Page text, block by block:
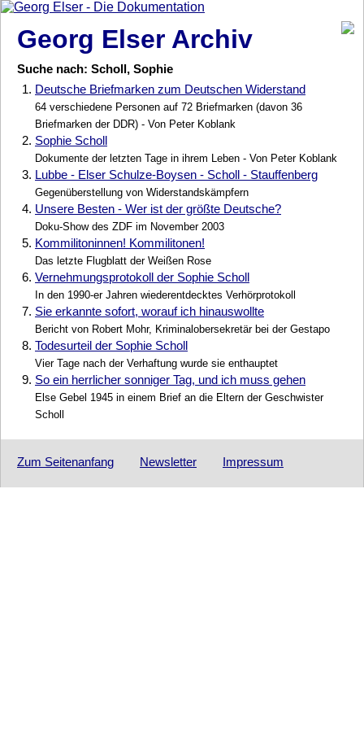
Georg Elser Archiv
Suche nach: Scholl, Sophie
1. Deutsche Briefmarken zum Deutschen Widerstand
64 verschiedene Personen auf 72 Briefmarken (davon 36
Briefmarken der DDR) - Von Peter Koblank
2. Sophie Scholl
Dokumente der letzten Tage in ihrem Leben - Von Peter Koblank
3. Lubbe - Elser Schulze-Boysen - Scholl - Stauffenberg
Gegenüberstellung von Widerstandskämpfern
4. Unsere Besten - Wer ist der größte Deutsche?
Doku-Show des ZDF im November 2003
5. Kommilitoninnen! Kommilitonen!
Das letzte Flugblatt der Weißen Rose
6. Vernehmungsprotokoll der Sophie Scholl
In den 1990-er Jahren wiederentdecktes Verhörprotokoll
7. Sie erkannte sofort, worauf ich hinauswollte
Bericht von Robert Mohr, Kriminalobersekretär bei der Gestapo
8. Todesurteil der Sophie Scholl
Vier Tage nach der Verhaftung wurde sie enthauptet
9. So ein herrlicher sonniger Tag, und ich muss gehen
Else Gebel 1945 in einem Brief an die Eltern der Geschwister
Scholl
Zum Seitenanfang Newsletter Impressum